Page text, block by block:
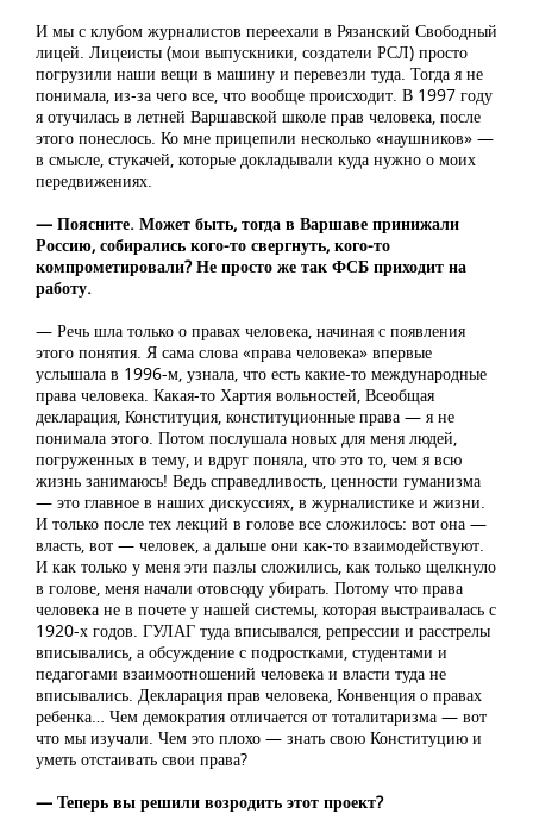
И мы с клубом журналистов переехали в Рязанский Свободный
лицей. Лицеисты (мои выпускники, создатели РСЛ) просто
погрузили наши вещи в машину и перевезли туда. Тогда я не
понимала, из-за чего все, что вообще происходит. В 1997 году
я отучилась в летней Варшавской школе прав человека, после
этого понеслось. Ко мне прицепили несколько «наушников» —
в смысле, стукачей, которые докладывали куда нужно о моих
передвижениях.
— Поясните. Может быть, тогда в Варшаве принижали
Россию, собирались кого-то свергнуть, кого-то
компрометировали? Не просто же так ФСБ приходит на
работу.
— Речь шла только о правах человека, начиная с появления
этого понятия. Я сама слова «права человека» впервые
услышала в 1996-м, узнала, что есть какие-то международные
права человека. Какая-то Хартия вольностей, Всеобщая
декларация, Конституция, конституционные права — я не
понимала этого. Потом послушала новых для меня людей,
погруженных в тему, и вдруг поняла, что это то, чем я всю
жизнь занимаюсь! Ведь справедливость, ценности гуманизма
— это главное в наших дискуссиях, в журналистике и жизни.
И только после тех лекций в голове все сложилось: вот она —
власть, вот — человек, а дальше они как-то взаимодействуют.
И как только у меня эти пазлы сложились, как только щелкнуло
в голове, меня начали отовсюду убирать. Потому что права
человека не в почете у нашей системы, которая выстраивалась с
1920-х годов. ГУЛАГ туда вписывался, репрессии и расстрелы
вписывались, а обсуждение с подростками, студентами и
педагогами взаимоотношений человека и власти туда не
вписывались. Декларация прав человека, Конвенция о правах
ребенка… Чем демократия отличается от тоталитаризма — вот
что мы изучали. Чем это плохо — знать свою Конституцию и
уметь отстаивать свои права?
— Теперь вы решили возродить этот проект?